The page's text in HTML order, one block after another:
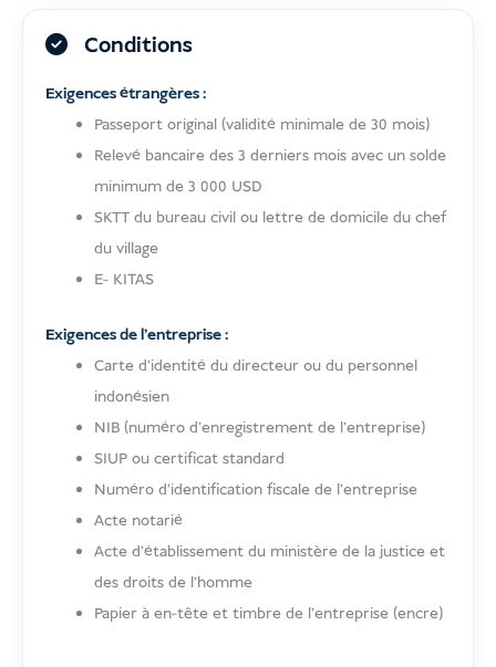
Conditions
Exigences étrangères :
Passeport original (validité minimale de 30 mois)
Relevé bancaire des 3 derniers mois avec un solde
minimum de 3 000 USD
SKTT du bureau civil ou lettre de domicile du chef
du village
E- KITAS
Exigences de l'entreprise :
Carte d'identité du directeur ou du personnel
indonésien
NIB (numéro d'enregistrement de l'entreprise)
SIUP ou certificat standard
Numéro d'identification fiscale de l'entreprise
Acte notarié
Acte d'établissement du ministère de la justice et
des droits de l'homme
Papier à en-tête et timbre de l'entreprise (encre)